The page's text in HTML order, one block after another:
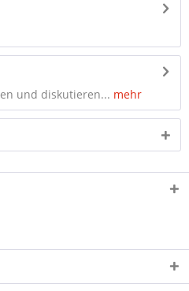
und diskutieren... mehr